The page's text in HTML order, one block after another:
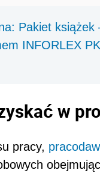
Pakiet
INFORLEX
w
pracy,